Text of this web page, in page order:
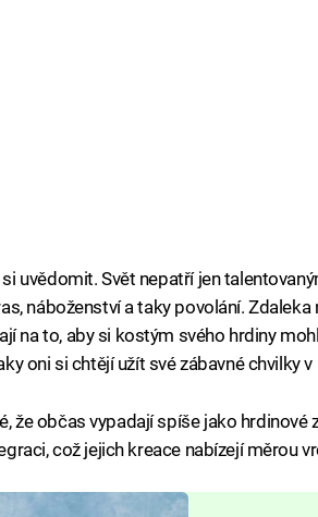
uvědomit. Svět nepatří jen
náboženství a taky povolání.
na to, aby si kostým svého hrdiny
oni si chtějí užít své zábavné chvilky
že občas vypadají spíše jako hrdinové
což jejich kreace nabízejí měrou